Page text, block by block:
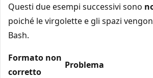
Questi due esempi successivi sono
poiché le virgolette e gli spazi
Bash.
Formato non
corretto
Problema